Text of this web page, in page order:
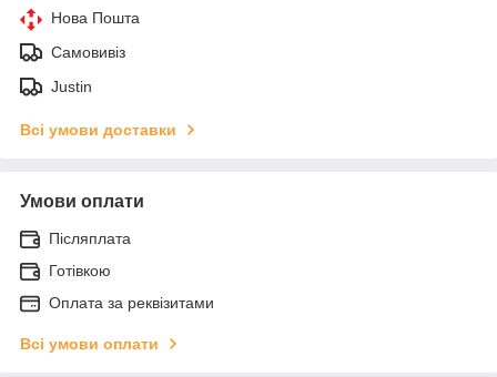
Нова Пошта
Самовивіз
Justin
Всі умови доставки
Умови оплати
Післяплата
Готівкою
Оплата за реквізитами
Всі умови оплати